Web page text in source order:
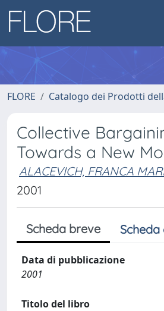
FLORE Catalogo dei Prodotti
Collective
Towards a New
ALACEVICH, FRANCA
2001
Scheda breve
Data di pubblicazione
2001
Titolo del libro